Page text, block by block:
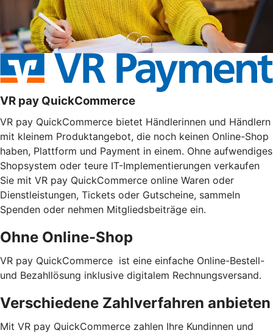
VR pay QuickCommerce
VR pay QuickCommerce bietet Händlerinnen und Händlern
mit kleinem Produktangebot, die noch keinen Online-Shop
haben, Plattform und Payment in einem. Ohne aufwendiges
Shopsystem oder teure IT-Implementierungen verkaufen
Sie mit VR pay QuickCommerce online Waren oder
Dienstleistungen, Tickets oder Gutscheine, sammeln
Spenden oder nehmen Mitgliedsbeiträge ein.
Ohne Online-Shop
VR pay QuickCommerce ist eine einfache Online-Bestell-
und Bezahllösung inklusive digitalem Rechnungsversand.
Verschiedene Zahlverfahren anbieten
Mit VR pay QuickCommerce zahlen Ihre Kundinnen und